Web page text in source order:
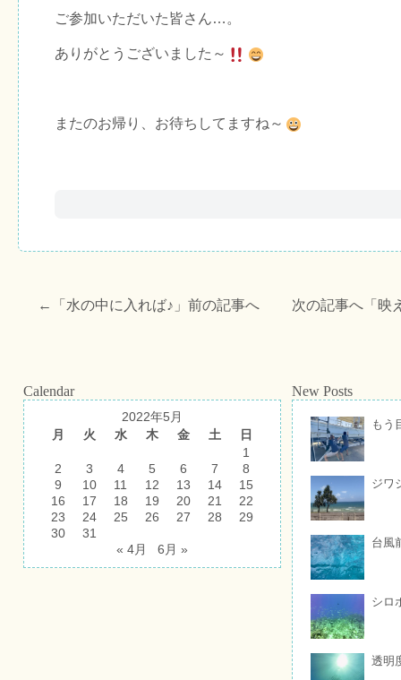
ご参加いただいた皆さん…。
ありがとうございました～
またのお帰り、お待ちしてますね～
←「 水の中に入れば♪ 」前の記事へ 次の記事へ「 映
Calendar
2022年5月
月
火 水 木 金 土
日
1
2
3 4 5 6 7
8
9
10 11 12 13 14
15
16
17 18 19 20 21
22
23
24 25 26 27 28
29
30
31
« 4月
6月 »
New Posts
もう
ジワ
台風
シロ
透明